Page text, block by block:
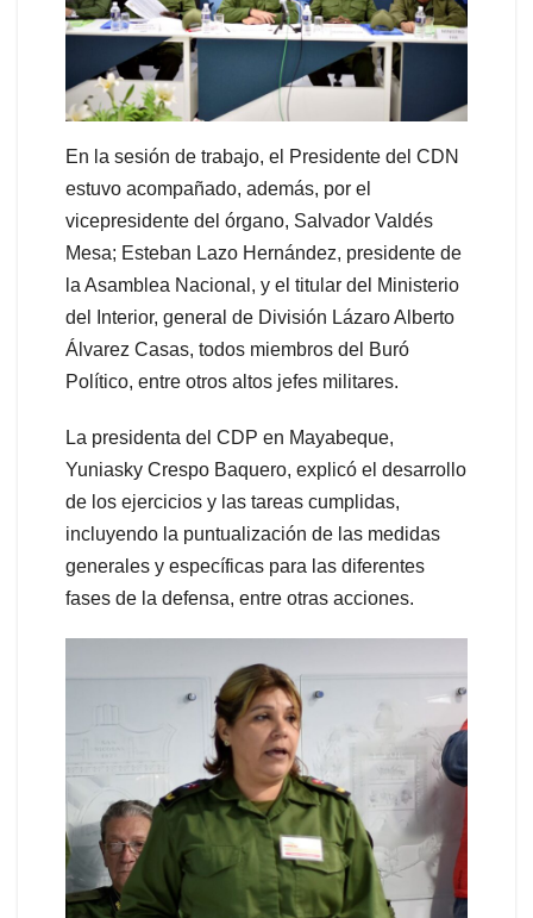
En la sesión de trabajo, el Presidente del CDN
estuvo acompañado, además, por el
vicepresidente del órgano, Salvador Valdés
Mesa; Esteban Lazo Hernández, presidente de
la Asamblea Nacional, y el titular del Ministerio
del Interior, general de División Lázaro Alberto
Álvarez Casas, todos miembros del Buró
Político, entre otros altos jefes militares.
La presidenta del CDP en Mayabeque,
Yuniasky Crespo Baquero, explicó el desarrollo
de los ejercicios y las tareas cumplidas,
incluyendo la puntualización de las medidas
generales y específicas para las diferentes
fases de la defensa, entre otras acciones.